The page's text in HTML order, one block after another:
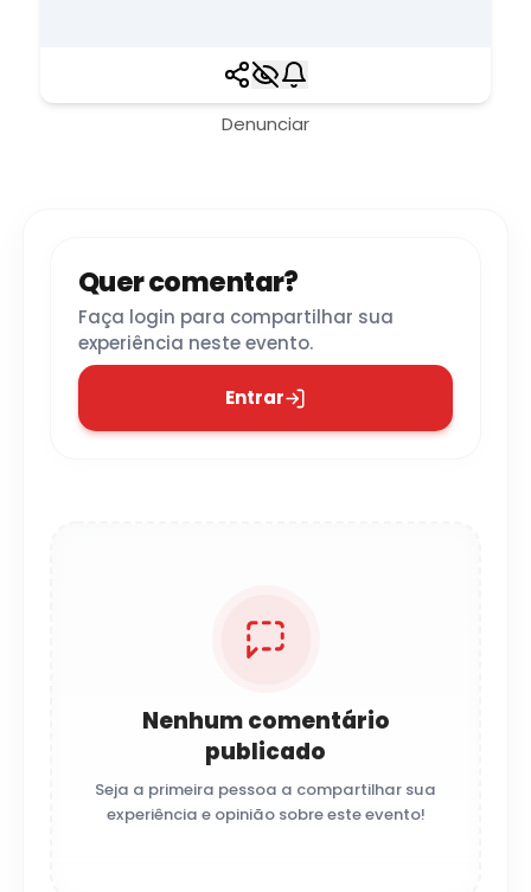
Denunciar
Quer comentar?
Faça login para compartilhar sua
experiência neste evento.
Entrar
Nenhum comentário
publicado
Seja a primeira pessoa a compartilhar sua
experiência e opinião sobre este evento!